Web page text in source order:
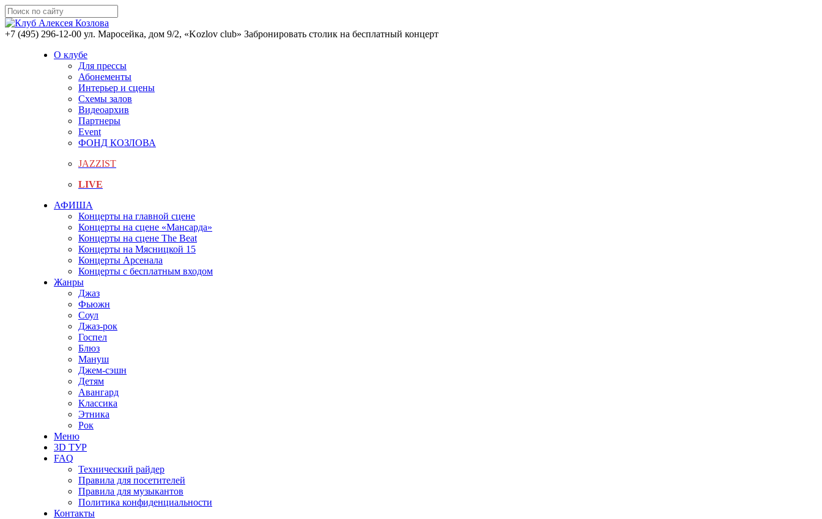
+7 (495) 296-12-00 ул. Маросейка, дом 9/2, «Kozlov club» Забронировать столик на бесплатный концерт
О клубе
Для прессы
Абонементы
Интерьер и сцены
Схемы залов
Видеоархив
Партнеры
Event
ФОНД КОЗЛОВА
JAZZIST
LIVE
АФИША
Концерты на главной сцене
Концерты на сцене «Мансарда»
Концерты на сцене The Beat
Концерты на Мясницкой 15
Концерты Арсенала
Концерты с бесплатным входом
Жанры
Джаз
Фьюжн
Соул
Джаз-рок
Госпел
Блюз
Мануш
Джем-сэшн
Детям
Авангард
Классика
Этника
Рок
Меню
3D ТУР
FAQ
Технический райдер
Правила для посетителей
Правила для музыкантов
Политика конфиденциальности
Контакты